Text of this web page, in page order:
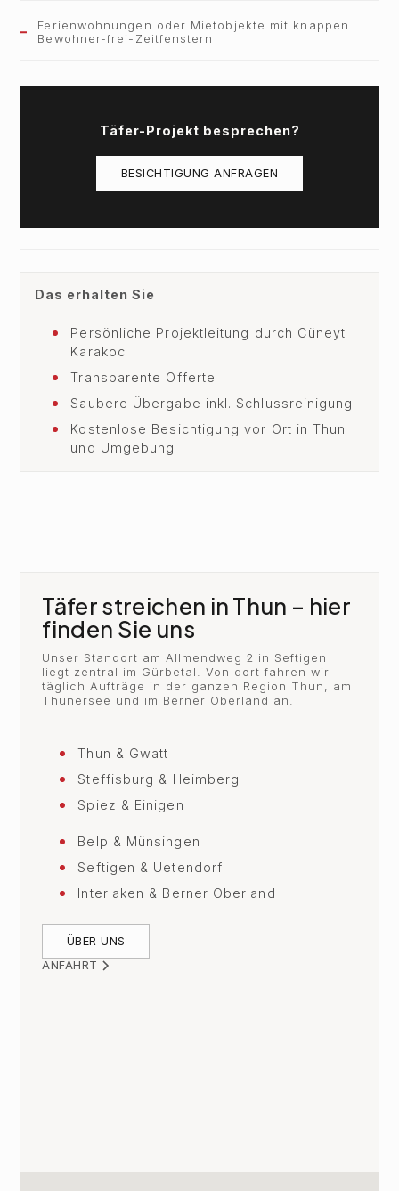
Täfer-Projekt besprechen?
BESICHTIGUNG ANFRAGEN
Das erhalten Sie
Persönliche Projektleitung durch Cüneyt
Karakoc
Transparente Offerte
Saubere Übergabe inkl. Schlussreinigung
Kostenlose Besichtigung vor Ort in Thun
und Umgebung
Ferienwohnungen oder Mietobjekte mit knappen
Bewohner-frei-Zeitfenstern
Täfer streichen in Thun – hier
finden Sie uns
Unser Standort am Allmendweg 2 in Seftigen
liegt zentral im Gürbetal. Von dort fahren wir
täglich Aufträge in der ganzen Region Thun, am
Thunersee und im Berner Oberland an.
Thun & Gwatt
Steffisburg & Heimberg
Spiez & Einigen
Belp & Münsingen
Seftigen & Uetendorf
Interlaken & Berner Oberland
ÜBER UNS
ANFAHRT